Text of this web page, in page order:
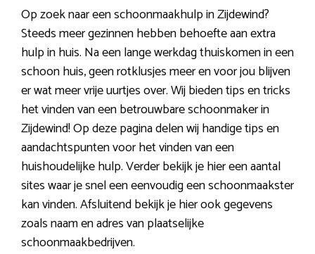
Op zoek naar een schoonmaakhulp in Zijdewind?
Steeds meer gezinnen hebben behoefte aan extra
hulp in huis. Na een lange werkdag thuiskomen in een
schoon huis, geen rotklusjes meer en voor jou blijven
er wat meer vrije uurtjes over. Wij bieden tips en tricks
het vinden van een betrouwbare schoonmaker in
Zijdewind! Op deze pagina delen wij handige tips en
aandachtspunten voor het vinden van een
huishoudelijke hulp. Verder bekijk je hier een aantal
sites waar je snel een eenvoudig een schoonmaakster
kan vinden. Afsluitend bekijk je hier ook gegevens
zoals naam en adres van plaatselijke
schoonmaakbedrijven.